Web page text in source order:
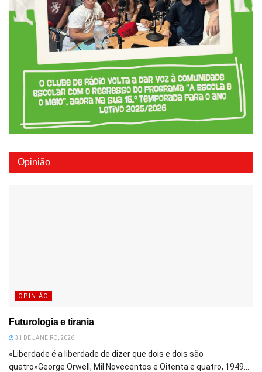
Opinião
OPINIÃO
Futurologia e tirania
31 DE JANEIRO, 2026
«Liberdade é a liberdade de dizer que dois e dois são
quatro»George Orwell, Mil Novecentos e Oitenta e quatro, 1949...